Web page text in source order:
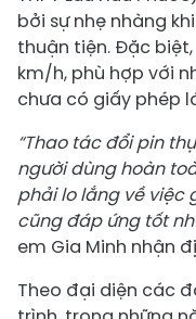
bởi sự nhẹ nhàng
thuận tiện. Đặc
km/h, phù hợp với
chưa có giấy phép
“Thao tác đổi pin
người dùng hoàn
phải lo lắng về việc
cũng đáp ứng tốt
em Gia Minh nhận
Theo đại diện các